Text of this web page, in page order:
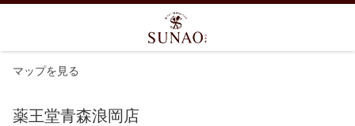
マップを見る
薬王堂青森浪岡店